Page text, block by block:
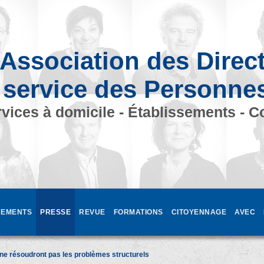
Association des
des
à domicile - Établissements -
PRESSE REVUE FORMATIONS CITOYENNAGE AVEC
résoudront pas les problèmes structurels